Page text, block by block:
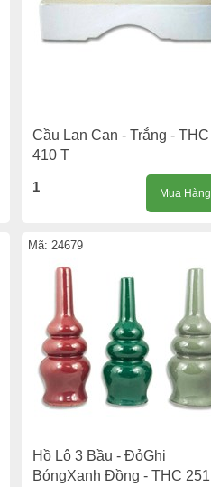
Cầu Lan Can - Trắng - THC
410 T
1 Mua Hàng
Mã: 24679
Hồ Lô 3 Bầu - ĐỏGhi
BóngXanh Đồng - THC 251